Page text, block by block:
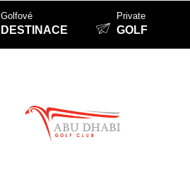
Golfové
DESTINACE
Private
GOLF